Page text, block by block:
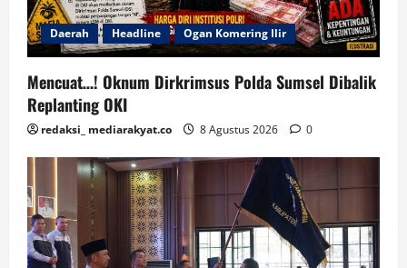
Daerah Headline Ogan Komering Ilir
Mencuat…! Oknum Dirkrimsus Polda Sumsel Dibalik
Replanting OKI
redaksi_ mediarakyat.co 8 Agustus 2026 0